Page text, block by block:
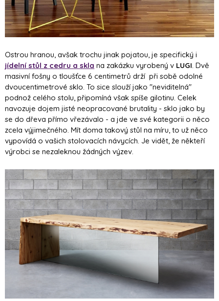
Ostrou hranou, avšak trochu jinak pojatou, je specifický i
jídelní stůl z cedru a skla na zakázku vyrobený v LUGI. Dvě
masivní fošny o tloušťce 6 centimetrů drží při sobě odolné
dvoucentimetrové sklo. To sice slouží jako "neviditelná"
podnož celého stolu, připomíná však spíše gilotinu. Celek
navozuje dojem jisté neopracované brutality - sklo jako by
se do dřeva přímo vřezávalo - a jde ve své kategorii o něco
zcela výjimečného. Mít doma takový stůl na míru, to už něco
vypovídá o vašich stolovacích návycích. Je vidět, že někteří
výrobci se nezaleknou žádných výzev.